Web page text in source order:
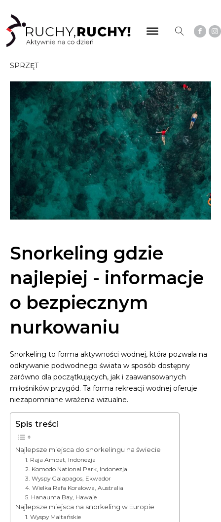
SPRZĘT
Snorkeling gdzie
najlepiej - informacje
o bezpiecznym
nurkowaniu
Snorkeling to forma aktywności wodnej, która pozwala na
odkrywanie podwodnego świata w sposób dostępny
zarówno dla początkujących, jak i zaawansowanych
miłośników przygód. Ta forma rekreacji wodnej oferuje
niezapomniane wrażenia wizualne.
Spis treści
Najlepsze miejsca do snorkelingu na świecie
1. Raja Ampat, Indonezja
2. Komodo National Park, Indonezja
3. Wyspy Galapagos, Ekwador
4. Wielka Rafa Koralowa, Australia
5. Hanauma Bay, Hawaje
Najlepsze miejsca na snorkeling w Europie
1. Wyspy Maltańskie